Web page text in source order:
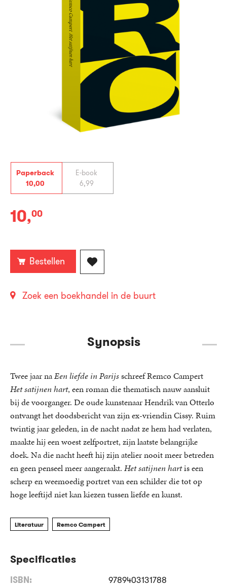
Paperback
10,00
E-book
6,99
Paperback:
10,00
Bestellen
Zoek een boekhandel in de buurt
Synopsis
Twee jaar naEen liefde in Parijsschreef Remco Campert
Het satijnen hart, een roman die thematisch nauw aansluit
bij de voorganger. De oude kunstenaar Hendrik van Otterlo
ontvangt het doodsbericht van zijn ex-vriendin Cissy. Ruim
twintig jaar geleden, in de nacht nadat ze hem had verlaten,
maakte hij een woest zelfportret, zijn laatste belangrijke
doek. Na die nacht heeft hij zijn atelier nooit meer betreden
en geen penseel meer aangeraakt. Het satijnen hartis een
scherp en weemoedig portret van een schilder die tot op
hoge leeftijd niet kan kiezen tussen liefde en kunst.
Literatuur Remco Campert
Specificaties
ISBN:
9789403131788